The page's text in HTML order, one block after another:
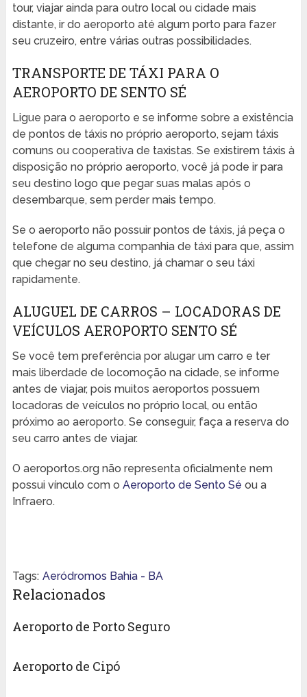
tour, viajar ainda para outro local ou cidade mais
distante, ir do aeroporto até algum porto para fazer
seu cruzeiro, entre várias outras possibilidades.
TRANSPORTE DE TÁXI PARA O
AEROPORTO DE SENTO SÉ
Ligue para o aeroporto e se informe sobre a existência
de pontos de táxis no próprio aeroporto, sejam táxis
comuns ou cooperativa de taxistas. Se existirem táxis à
disposição no próprio aeroporto, você já pode ir para
seu destino logo que pegar suas malas após o
desembarque, sem perder mais tempo.
Se o aeroporto não possuir pontos de táxis, já peça o
telefone de alguma companhia de táxi para que, assim
que chegar no seu destino, já chamar o seu táxi
rapidamente.
ALUGUEL DE CARROS – LOCADORAS DE
VEÍCULOS AEROPORTO SENTO SÉ
Se você tem preferência por alugar um carro e ter
mais liberdade de locomoção na cidade, se informe
antes de viajar, pois muitos aeroportos possuem
locadoras de veículos no próprio local, ou então
próximo ao aeroporto. Se conseguir, faça a reserva do
seu carro antes de viajar.
O aeroportos.org não representa oficialmente nem
possui vínculo com o Aeroporto de Sento Sé ou a
Infraero.
Tags: Aeródromos Bahia - BA
Relacionados
Aeroporto de Porto Seguro
Aeroporto de Cipó